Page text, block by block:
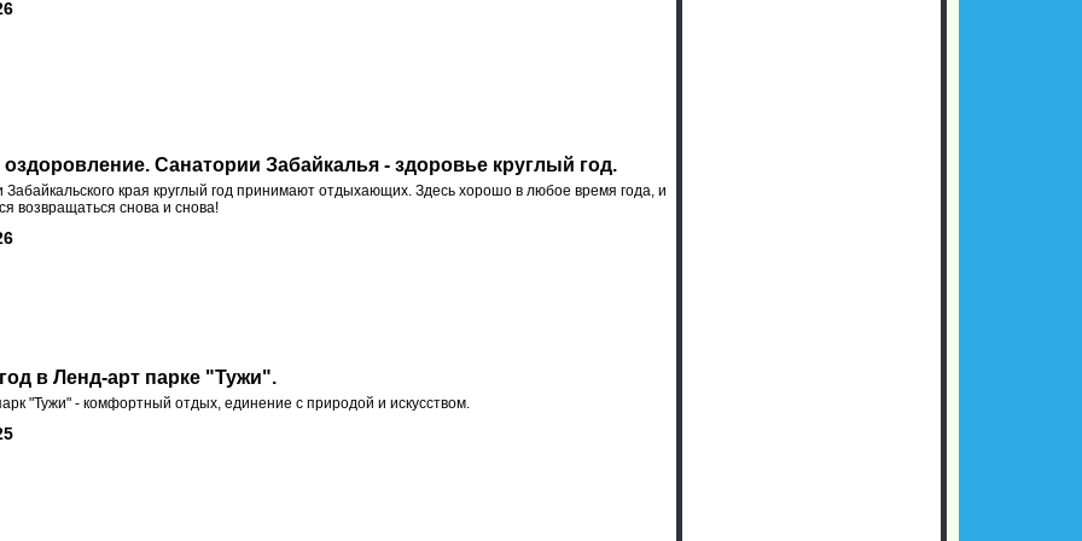
оздоровление. Санатории Забайкалья - здоровье круглый год.
края круглый год принимают отдыхающих. Здесь хорошо в любое время года, и
возвращаться снова и снова!
в Ленд-арт парке "Тужи".
"Тужи" - комфортный отдых, единение с природой и искусством.